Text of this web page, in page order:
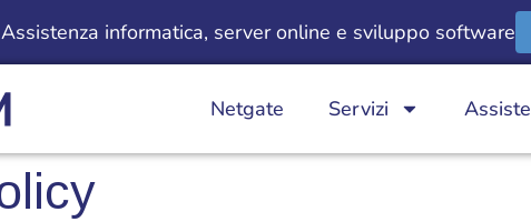
informatica, server online e sviluppo software
Netgate Servizi